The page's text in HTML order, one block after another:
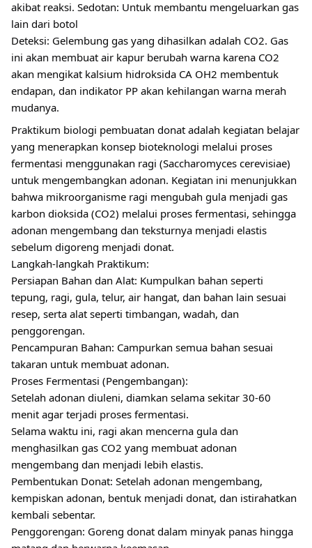
akibat reaksi. Sedotan: Untuk membantu mengeluarkan gas
lain dari botol
Deteksi: Gelembung gas yang dihasilkan adalah CO2. Gas
ini akan membuat air kapur berubah warna karena CO2
akan mengikat kalsium hidroksida CA OH2 membentuk
endapan, dan indikator PP akan kehilangan warna merah
mudanya.
Praktikum biologi pembuatan donat adalah kegiatan belajar
yang menerapkan konsep bioteknologi melalui proses
fermentasi menggunakan ragi (Saccharomyces cerevisiae)
untuk mengembangkan adonan. Kegiatan ini menunjukkan
bahwa mikroorganisme ragi mengubah gula menjadi gas
karbon dioksida (CO2) melalui proses fermentasi, sehingga
adonan mengembang dan teksturnya menjadi elastis
sebelum digoreng menjadi donat.
Langkah-langkah Praktikum:
Persiapan Bahan dan Alat: Kumpulkan bahan seperti
tepung, ragi, gula, telur, air hangat, dan bahan lain sesuai
resep, serta alat seperti timbangan, wadah, dan
penggorengan.
Pencampuran Bahan: Campurkan semua bahan sesuai
takaran untuk membuat adonan.
Proses Fermentasi (Pengembangan):
Setelah adonan diuleni, diamkan selama sekitar 30-60
menit agar terjadi proses fermentasi.
Selama waktu ini, ragi akan mencerna gula dan
menghasilkan gas CO2 yang membuat adonan
mengembang dan menjadi lebih elastis.
Pembentukan Donat: Setelah adonan mengembang,
kempiskan adonan, bentuk menjadi donat, dan istirahatkan
kembali sebentar.
Penggorengan: Goreng donat dalam minyak panas hingga